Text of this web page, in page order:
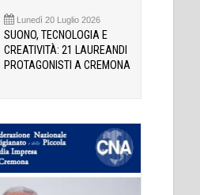
Lunedì 20 Luglio 2026
SUONO, TECNOLOGIA E
CREATIVITÀ: 21 LAUREANDI
PROTAGONISTI A CREMONA